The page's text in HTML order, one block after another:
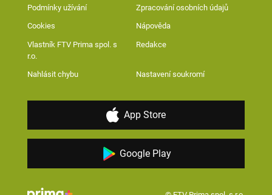
Podmínky užívání Zpracování osobních údajů
Cookies Nápověda
Vlastník FTV Prima spol. s
r.o.
Redakce
Nahlásit chybu Nastavení soukromí
App Store
Google Play